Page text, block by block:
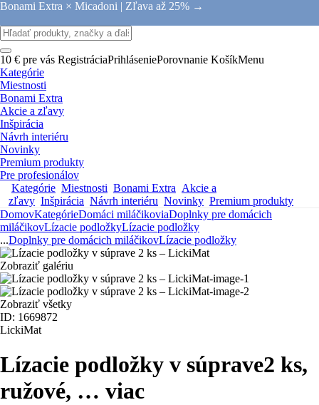
Bonami Extra × Micadoni | Zľava až 25% →
10 € pre vás RegistráciaPrihláseniePorovnanie KošíkMenu
Kategórie
Miestnosti
Bonami Extra
Akcie a zľavy
Inšpirácia
Návrh interiéru
Novinky
Premium produkty
Pre profesionálov
Kategórie Miestnosti Bonami Extra Akcie a
zľavy Inšpirácia Návrh interiéru Novinky Premium produkty
DomovKategórieDomáci miláčikoviaDoplnky pre domácich
miláčikovLízacie podložkyLízacie podložky
...Doplnky pre domácich miláčikovLízacie podložky
Zobraziť galériu
Zobraziť všetky
ID: 1669872
LickiMat
Lízacie podložky v súprave2 ks,
ružové, … viac